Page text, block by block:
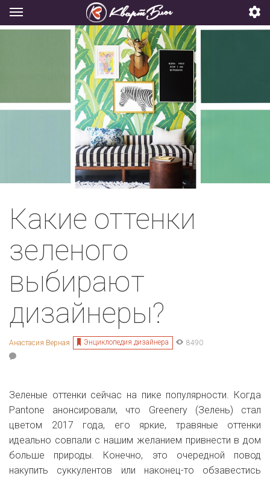
Какие оттенки
зеленого
выбирают
дизайнеры?
Анастасия Верная Энциклопедия дизайнера 8490
Зеленые оттенки сейчас на пике популярности. Когда
Pantone анонсировали, что Greenery (Зелень) стал
цветом 2017 года, его яркие, травяные оттенки
идеально совпали с нашим желанием привнести в дом
больше природы. Конечно, это очередной повод
накупить суккулентов или наконец-то обзавестись